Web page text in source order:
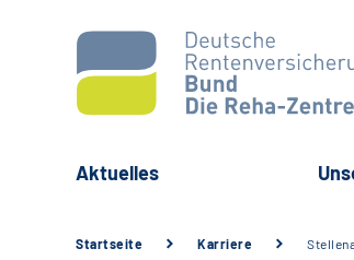
Aktuelles
Startseite Karriere